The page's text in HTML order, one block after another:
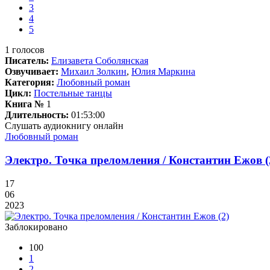
3
4
5
1 голосов
Писатель: Елизавета Соболянская
Озвучивает: Михаил Золкин, Юлия Маркина
Категория: Любовный роман
Цикл: Постельные танцы
Книга № 1
Длительность: 01:53:00
Слушать аудиокнигу онлайн
Любовный роман
Электро. Точка преломления / Константин Ежов
17
06
2023
Заблокировано
100
1